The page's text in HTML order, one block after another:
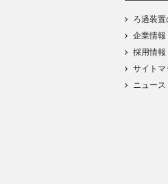
ろ過装置
企業情報
採用情報
サイトマ
ニュース